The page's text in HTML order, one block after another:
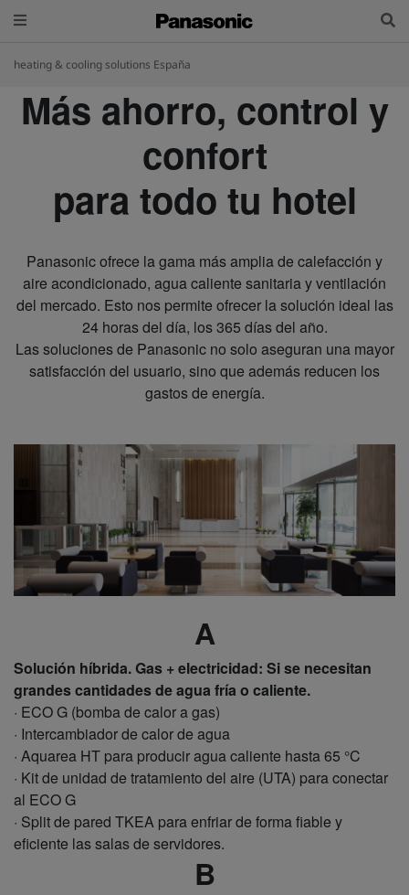
heating & cooling solutions España
Más ahorro, control y
confort
para todo tu hotel
Panasonic ofrece la gama más amplia de calefacción y
aire acondicionado, agua caliente sanitaria y ventilación
del mercado. Esto nos permite ofrecer la solución ideal las
24 horas del día, los 365 días del año.
Las soluciones de Panasonic no solo aseguran una mayor
satisfacción del usuario, sino que además reducen los
gastos de energía.
A
Solución híbrida. Gas + electricidad: Si se necesitan
grandes cantidades de agua fría o caliente.
· ECO G (bomba de calor a gas)
· Intercambiador de calor de agua
· Aquarea HT para producir agua caliente hasta 65 °C
· Kit de unidad de tratamiento del aire (UTA) para conectar
al ECO G
· Split de pared TKEA para enfriar de forma fiable y
eficiente las salas de servidores.
B